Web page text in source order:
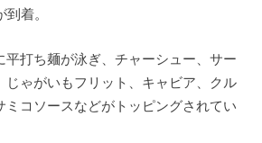
到着。
平打ち麺が泳ぎ、チャーシュー、サー
じゃがいもフリット、キャビア、クル
ミコソースなどがトッピングされてい